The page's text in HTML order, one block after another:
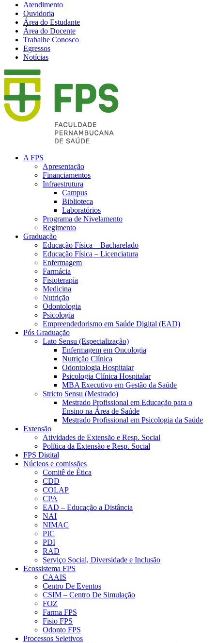
Atendimento
Ouvidoria
Área do Estudante
Área do Docente
Trabalhe Conosco
Egressos
Notícias
A FPS
Apresentação
Financiamentos
Infraestrutura
Campus
Biblioteca
Laboratórios
Programa de Nivelamento
Regimento
Graduação
Educação Física – Bacharelado
Educação Física – Licenciatura
Enfermagem
Farmácia
Fisioterapia
Medicina
Nutrição
Odontologia
Psicologia
Empreendedorismo em Saúde Digital (EAD)
Pós Graduação
Lato Sensu (Especialização)
Enfermagem em Oncologia
Nutrição Clínica
Odontologia Hospitalar
Psicologia Clínica Hospitalar
MBA Executivo em Gestão da Saúde
Stricto Sensu (Mestrado)
Mestrado Profissional em Educação para o
Ensino na Área de Saúde
Mestrado Profissional em Psicologia da Saúde
Extensão
Atividades de Extensão e Resp. Social
Política da Extensão e Resp. Social
FPS Digital
Núcleos e comissões
Comitê de Ética
CDD
COLAP
CPA
EAD – Educação a Distância
NAI
NIMAC
PIC
PDI
RAD
Serviço Social, Diversidade e Inclusão
Ecossistema FPS
CAAIS
Centro De Eventos
CSIM – Centro De Simulação
FOZ
Farma FPS
Fisio FPS
Odonto FPS
Processos Seletivos